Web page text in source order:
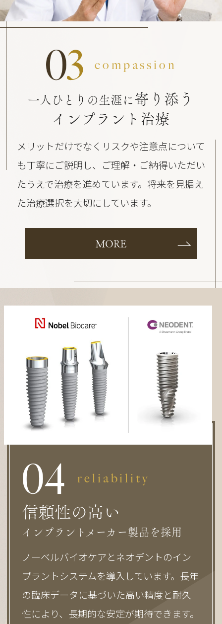
03 compassion
一人ひとりの生涯に 寄り添う
インプラント治療
メリットだけでなくリスクや注意点について
も丁寧にご説明し、ご理解・ご納得いただい
たうえで治療を進めています。将来を見据え
た治療選択を大切にしています。
MORE
04 reliability
信頼性の高い
インプラントメーカー製品を採用
ノーベルバイオケアとネオデントのイン
プラントシステムを導入しています。長年
の臨床データに基づいた高い精度と耐久
性により、長期的な安定が期待できます。